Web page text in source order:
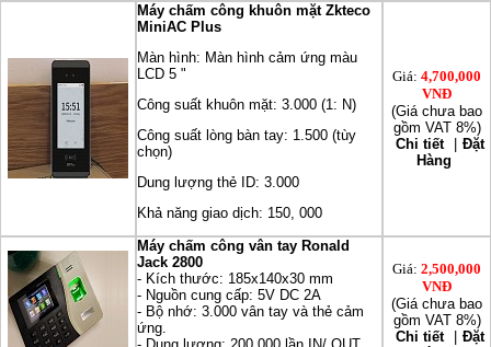
Máy chấm công khuôn mặt Zkteco
MiniAC Plus
Màn hình: Màn hình cảm ứng màu
LCD 5 "
Công suất khuôn mặt: 3.000 (1: N)
Công suất lòng bàn tay: 1.500 (tùy
chọn)
Dung lượng thẻ ID: 3.000
Khả năng giao dịch: 150, 000
Giá: 4,700,000
VNĐ
(Giá chưa bao
gồm VAT 8%)
Chi tiết
Đặt
Hàng
Máy chấm công vân tay Ronald
Jack 2800
- Kích thước: 185x140x30 mm
- Nguồn cung cấp: 5V DC 2A
- Bộ nhớ: 3.000 vân tay và thẻ cảm
ứng.
Giá: 2,500,000
VNĐ
(Giá chưa bao
gồm VAT 8%)
Chi tiết
Đặt